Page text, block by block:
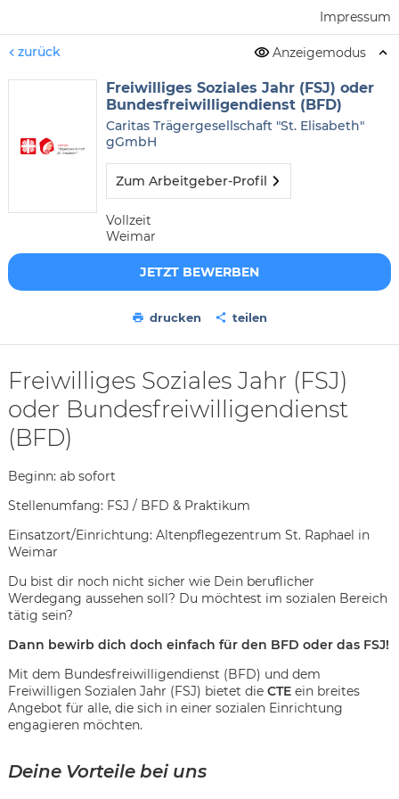
Impressum
zurück Anzeigemodus
Freiwilliges Soziales Jahr (FSJ) oder
Bundesfreiwilligendienst (BFD)
Caritas Trägergesellschaft "St. Elisabeth"
gGmbH
Zum Arbeitgeber-Profil
Vollzeit
Weimar
JETZT BEWERBEN
drucken teilen
Freiwilliges Soziales Jahr (FSJ)
oder Bundesfreiwilligendienst
(BFD)
Beginn: ab sofort
Stellenumfang: FSJ / BFD & Praktikum
Einsatzort/Einrichtung: Altenpflegezentrum St. Raphael in
Weimar
Du bist dir noch nicht sicher wie Dein beruflicher
Werdegang aussehen soll? Du möchtest im sozialen Bereich
tätig sein?
Dann bewirb dich doch einfach für den BFD oder das FSJ!
Mit dem Bundesfreiwilligendienst (BFD) und dem
Freiwilligen Sozialen Jahr (FSJ) bietet die CTEein breites
Angebot für alle, die sich in einer sozialen Einrichtung
engagieren möchten.
Deine Vorteile bei uns